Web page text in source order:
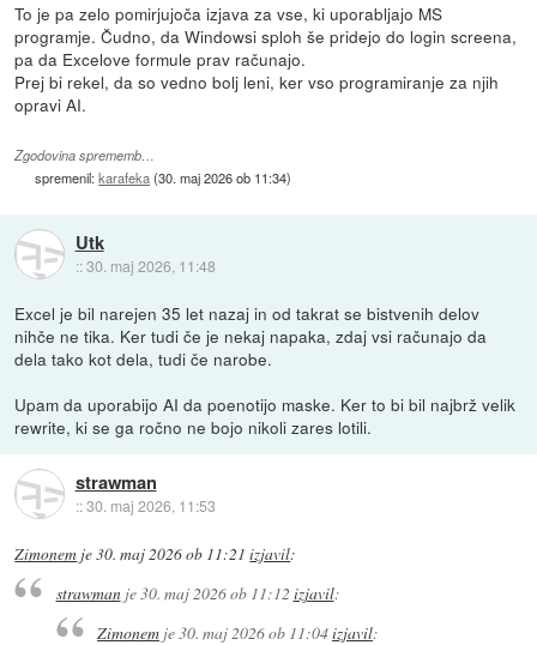
To je pa zelo pomirjujoča izjava za vse, ki uporabljajo MS
programje. Čudno, da Windowsi sploh še pridejo do login screena,
pa da Excelove formule prav računajo.
Prej bi rekel, da so vedno bolj leni, ker vso programiranje za njih
opravi AI.
Zgodovina sprememb…
spremenil:karafeka(30. maj 2026 ob 11:34)
Utk
::30. maj 2026, 11:48
Excel je bil narejen 35 let nazaj in od takrat se bistvenih delov
nihče ne tika. Ker tudi če je nekaj napaka, zdaj vsi računajo da
dela tako kot dela, tudi če narobe.
Upam da uporabijo AI da poenotijo maske. Ker to bi bil najbrž velik
rewrite, ki se ga ročno ne bojo nikoli zares lotili.
strawman
::30. maj 2026, 11:53
Zimonem je30. maj 2026 ob 11:21 izjavil:
strawmanje30. maj 2026 ob 11:12 izjavil:
Zimonem je30. maj 2026 ob 11:04izjavil: